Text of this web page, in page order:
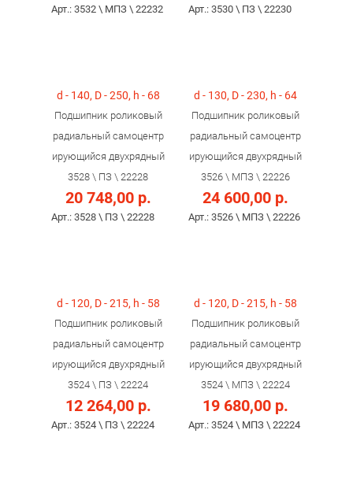
Арт.: 3532 \ МПЗ \ 22232 Арт.: 3530 \ ПЗ \ 22230
d - 140, D - 250, h - 68
Подшипник роликовый
радиальный самоцентр
ирующийся двухрядный
3528 \ ПЗ \ 22228
20 748,00 р.
Арт.: 3528 \ ПЗ \ 22228
d - 130, D - 230, h - 64
Подшипник роликовый
радиальный самоцентр
ирующийся двухрядный
3526 \ МПЗ \ 22226
24 600,00 р.
Арт.: 3526 \ МПЗ \ 22226
d - 120, D - 215, h - 58
Подшипник роликовый
радиальный самоцентр
ирующийся двухрядный
3524 \ ПЗ \ 22224
12 264,00 р.
Арт.: 3524 \ ПЗ \ 22224
d - 120, D - 215, h - 58
Подшипник роликовый
радиальный самоцентр
ирующийся двухрядный
3524 \ МПЗ \ 22224
19 680,00 р.
Арт.: 3524 \ МПЗ \ 22224